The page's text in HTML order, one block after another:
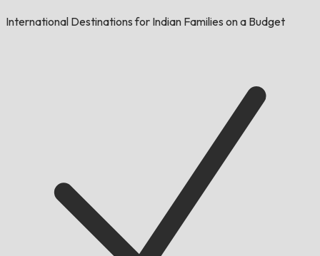
International Destinations for Indian Families on a Budget